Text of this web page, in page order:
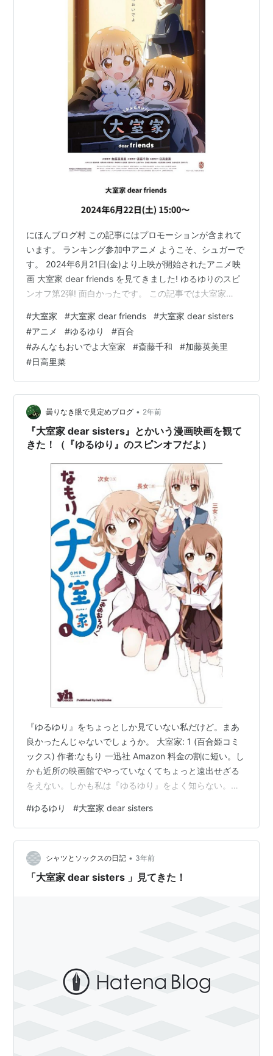
にほんブログ村 この記事にはプロモーションが含まれて
います。 ランキング参加中アニメ ようこそ、シュガーで
す。 2024年6月21日(金)より上映が開始されたアニメ映
画 大室家 dear friends を見てきました! ゆるゆりのスピ
ンオフ第2弾! 面白かったです。 この記事では大室家
こうと思います。 いつも通り個人的な評価です。 ネタバ
レに配慮するタイプの作品ではないと思うので、自由に
書いています。 大室家 dear friends 内容紹介 ストーリー
あらすじ 映画『大室家 dear friends』本予告映像 『大室
家…
#大室家 #大室家 dear friends #大室家 dear sisters
#アニメ #ゆるゆり #百合
#みんなもおいでよ大室家 #斎藤千和 #加藤英美里
#日高里菜
曇りなき眼で見定めブログ • 2年前
『大室家 dear sisters』とかいう漫画映画を観て
きた！（『ゆるゆり』のスピンオフだよ）
『ゆるゆり』をちょっとしか見ていない私だけど。まあ
良かったんじゃないでしょうか。 大室家: 1 (百合姫コミ
ックス) 作者:なもり 一迅社 Amazon 料金の割に短い。し
かも近所の映画館でやっていなくてちょっと遠出せざる
をえない。しかも私は『ゆるゆり』をよく知らない。け
てきた。映画館でDMM TVの勧誘に捕まり、コミュニケ
ーションに何がある人のフリをして乗り切った。 『ゆる
ゆり』をよく知らないので何箇所か理解できないくだり
があったが、まあ概ねおもしろかったんじゃないでしょ
うか。 ランキング参加中アニメ
#ゆるゆり #大室家 dear sisters
シャツとソックスの日記 • 3年前
「大室家 dear sisters 」見てきた！